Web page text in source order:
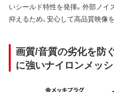
いシールド特性を発揮。外部ノイ
抑えるため、安心して高品質映像
画質/音質の劣化を防
に強いナイロンメッ